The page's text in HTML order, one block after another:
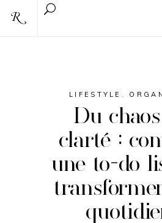
LIFESTYLE ,
Du
clarté :
une to-do